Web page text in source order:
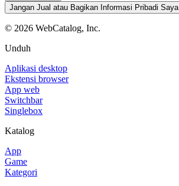
Jangan Jual atau Bagikan Informasi Pribadi Saya
© 2026 WebCatalog, Inc.
Unduh
Aplikasi desktop
Ekstensi browser
App web
Switchbar
Singlebox
Katalog
App
Game
Kategori